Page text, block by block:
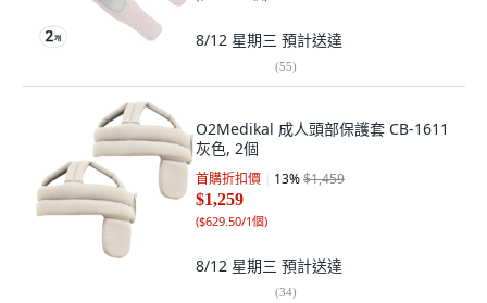
8/12 星期三 預計送達
(55)
O2Medikal 成人頭部保護套 CB-1611
灰色, 2個
首購折扣價 13%$1,459
$1,259
($629.50/1個)
8/12 星期三 預計送達
(34)